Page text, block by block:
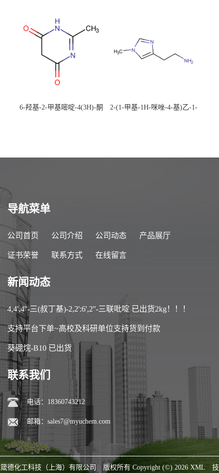
校可先用后付
6-羟基-2-甲基嘧啶-4(3H)-酮
2-(1-甲基-1H-咪唑-4-基)乙-1-
导航菜单
公司首页 公司介绍 公司动态 产品展厅
证书荣誉 联系方式 在线留言
新闻动态
4,4',4''-三(叔丁基)-2,2':6',2''-三联吡啶 已出货2kg！！！
支持平台下单~高校及科研单位支持货到付款
葵硼烷-B10 已出货
联系我们
电话：18360743212
邮箱： sales7@myuchem.com
箴德化工科技（上海）有限公司 版权所有 Copyright (©) 2026 XML 技